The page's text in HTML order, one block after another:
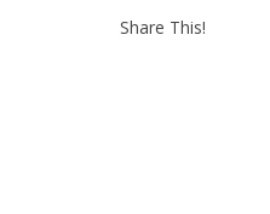
Share This!